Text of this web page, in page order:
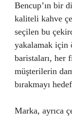
Bencup’ın bir
kaliteli kahve
seçilen bu
yakalamak için
baristaları, her
müşterilerin
bırakmayı
Marka, ayrıca